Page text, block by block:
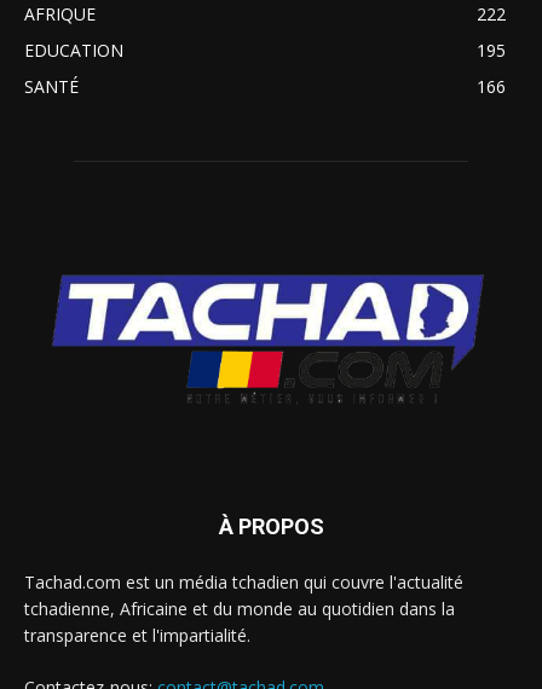
AFRIQUE
222
EDUCATION
195
SANTÉ
166
À PROPOS
Tachad.com est un média tchadien qui couvre l'actualité
tchadienne, Africaine et du monde au quotidien dans la
transparence et l'impartialité.